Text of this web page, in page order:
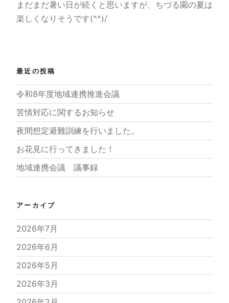
まだまだ暑い日が続くと思いますが、ちづる園の夏は
楽しくなりそうです(^^)/
最近の投稿
令和8年度地域連携推進会議
苦情対応に関するお知らせ
夜間想定避難訓練を行いました。
お花見に行ってきました！
地域連携会議 議事録
アーカイブ
2026年7月
2026年6月
2026年5月
2026年3月